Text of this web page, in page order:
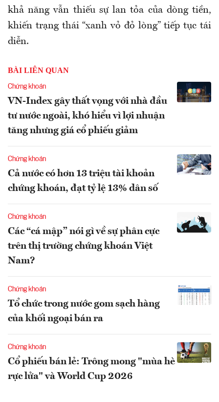
khả năng vẫn thiếu sự lan tỏa của dòng tiền,
khiến trạng thái “xanh vỏ đỏ lòng” tiếp tục tái
diễn.
BÀI LIÊN QUAN
Chứng khoán
VN-Index gây thất vọng với nhà đầu
tư nước ngoài, khó hiểu vì lợi nhuận
tăng nhưng giá cổ phiếu giảm
Chứng khoán
Cả nước có hơn 13 triệu tài khoản
chứng khoán, đạt tỷ lệ 13% dân số
Chứng khoán
Các “cá mập” nói gì về sự phân cực
trên thị trường chứng khoán Việt
Nam?
Chứng khoán
Tổ chức trong nước gom sạch hàng
của khối ngoại bán ra
Chứng khoán
Cổ phiếu bán lẻ: Trông mong "mùa hè
rực lửa" và World Cup 2026